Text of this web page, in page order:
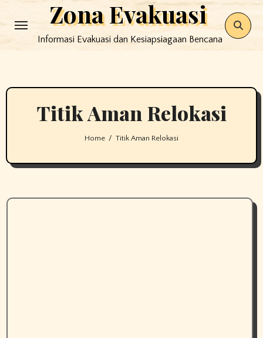
to
Zona Evakuasi
Informasi Evakuasi dan Kesiapsiagaan Bencana
Titik Aman Relokasi
Home Titik Aman Relokasi